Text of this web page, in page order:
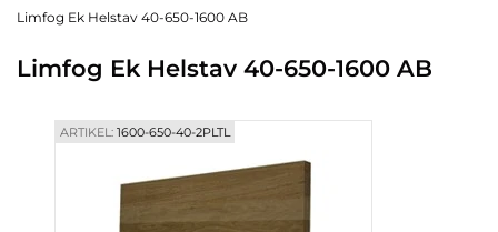
Om företaget
Blogg
Limfog Ek Helstav 40-650-1600 AB
Limfog Ek Helstav 40-650-1600 AB
ARTIKEL:1600-650-40-2PLTL